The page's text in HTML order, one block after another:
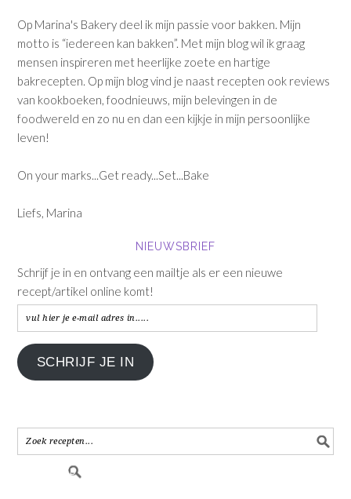
Op Marina's Bakery deel ik mijn passie voor bakken. Mijn
motto is “iedereen kan bakken”. Met mijn blog wil ik graag
mensen inspireren met heerlijke zoete en hartige
bakrecepten. Op mijn blog vind je naast recepten ook reviews
van kookboeken, foodnieuws, mijn belevingen in de
foodwereld en zo nu en dan een kijkje in mijn persoonlijke
leven!
On your marks...Get ready...Set...Bake
Liefs, Marina
NIEUWSBRIEF
Schrijf je in en ontvang een mailtje als er een nieuwe
recept/artikel online komt!
vul
hier
je
e-
in.....
SCHRIJF JE IN